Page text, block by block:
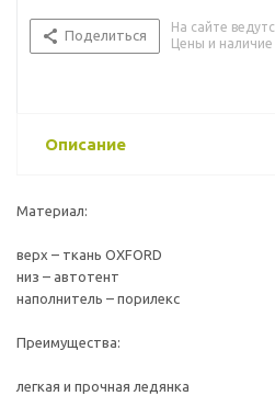
Поделиться
На сайте
Цены и
Описание
Материал:
верх – ткань OXFORD
низ – автотент
наполнитель – порилекс
Преимущества:
легкая и прочная ледянка